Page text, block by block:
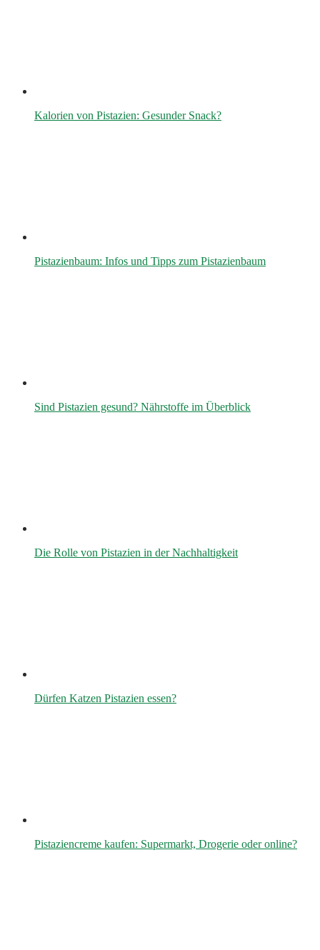
Kalorien von Pistazien: Gesunder Snack?
Pistazienbaum: Infos und Tipps zum Pistazienbaum
Sind Pistazien gesund? Nährstoffe im Überblick
Die Rolle von Pistazien in der Nachhaltigkeit
Dürfen Katzen Pistazien essen?
Pistaziencreme kaufen: Supermarkt, Drogerie oder online?